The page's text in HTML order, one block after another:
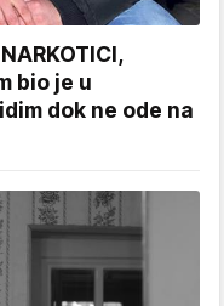
bio je u
dok ne ode na